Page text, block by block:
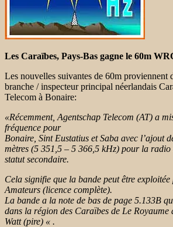
Les Caraïbes, Pays-Bas gagne le 60m
Les nouvelles suivantes de 60m proviennent
branche / inspecteur principal néerlandais
Telecom à Bonaire:
«Récemment, Agentschap Telecom (AT) a
fréquence pour
Bonaire, Sint Eustatius et Saba avec l’ajout
mètres (5 351,5 – 5 366,5 kHz) pour la radio
statut secondaire.
Cela signifie que la bande peut être
Amateurs (licence complète).
La bande a la note de bas de page 5.133B
dans la région des Caraïbes de Le Royaume
Watt (pire) « .